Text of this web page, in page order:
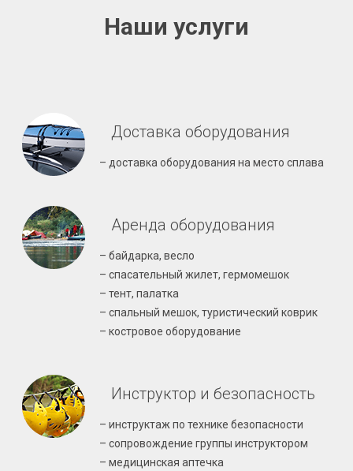
Наши услуги
Доставка оборудования
– доставка оборудования на место сплава
Аренда оборудования
– байдарка, весло
– спасательный жилет, гермомешок
– тент, палатка
– спальный мешок, туристический коврик
– костровое оборудование
Инструктор и безопасность
– инструктаж по технике безопасности
– сопровождение группы инструктором
– медицинская аптечка